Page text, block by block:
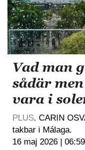
Vad man
sådär
vara i
PLUS. CARIN
takbar i Málaga.
16 maj 2026 | 06:59